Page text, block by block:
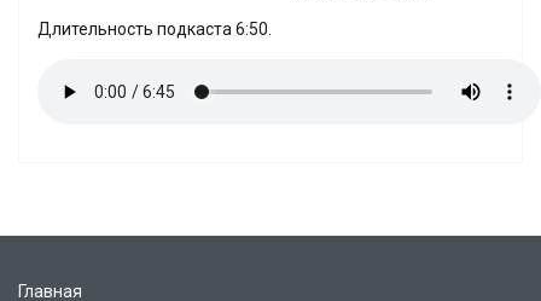
Длительность подкаста 6:50.
Главная